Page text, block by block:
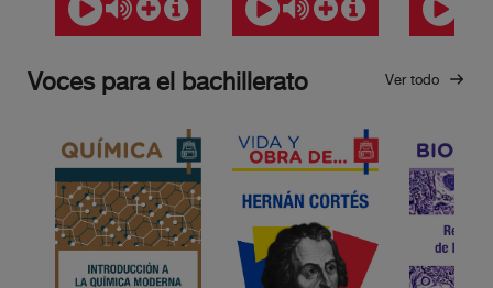
Voces para el bachillerato Ver todo